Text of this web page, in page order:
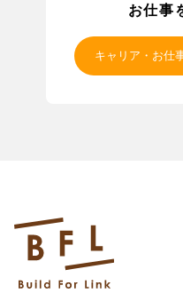
お仕事
キャリア・お仕